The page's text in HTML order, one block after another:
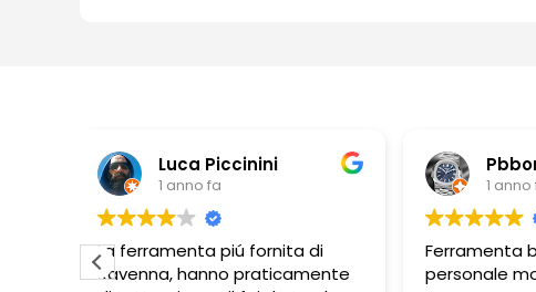
Pbbonano
1 anno fa
Ferramenta ben fornita,
personale molto disponibile.